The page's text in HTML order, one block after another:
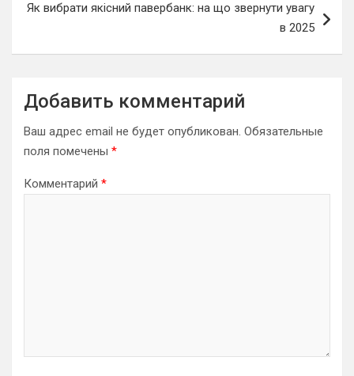
Як вибрати якісний павербанк: на що звернути увагу
в 2025
Добавить комментарий
Ваш адрес email не будет опубликован. Обязательные
поля помечены *
Комментарий *